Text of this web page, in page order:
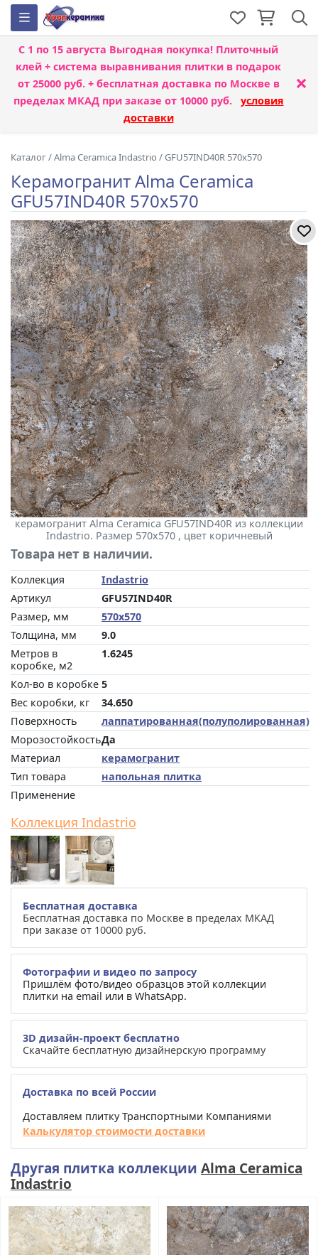
С 1 по 15 августа Выгодная покупка! Плиточный
клей + система выравнивания плитки в подарок
от 25000 руб. + бесплатная доставка по Москве в
пределах МКАД при заказе от 10000 руб. условия
доставки
×
Каталог/Alma Ceramica Indastrio /GFU57IND40R 570x570
Керамогранит Alma Ceramica
GFU57IND40R 570x570
керамогранит Alma Ceramica GFU57IND40R из коллекции
Indastrio. Размер 570x570 , цвет коричневый
Товара нет в наличии.
Коллекция
Indastrio
Артикул
GFU57IND40R
Размер, мм
570x570
Толщина, мм
9.0
Метров в
коробке, м2
1.6245
Кол-во в коробке 5
Вес коробки, кг
34.650
Поверхность
лаппатированная(полуполированная)
МорозостойкостьДа
Материал
керамогранит
Тип товара
напольная плитка
Применение
Коллекция Indastrio
Бесплатная доставка
Бесплатная доставка по Москве в пределах МКАД
при заказе от 10000 руб.
Фотографии и видео по запросу
Пришлём фото/видео образцов этой коллекции
плитки на email или в WhatsApp.
3D дизайн-проект бесплатно
Скачайте бесплатную дизайнерскую программу
Доставка по всей России
Доставляем плитку Транспортными Компаниями
Калькулятор стоимости доставки
Другая плитка коллекции Alma Ceramica
Indastrio